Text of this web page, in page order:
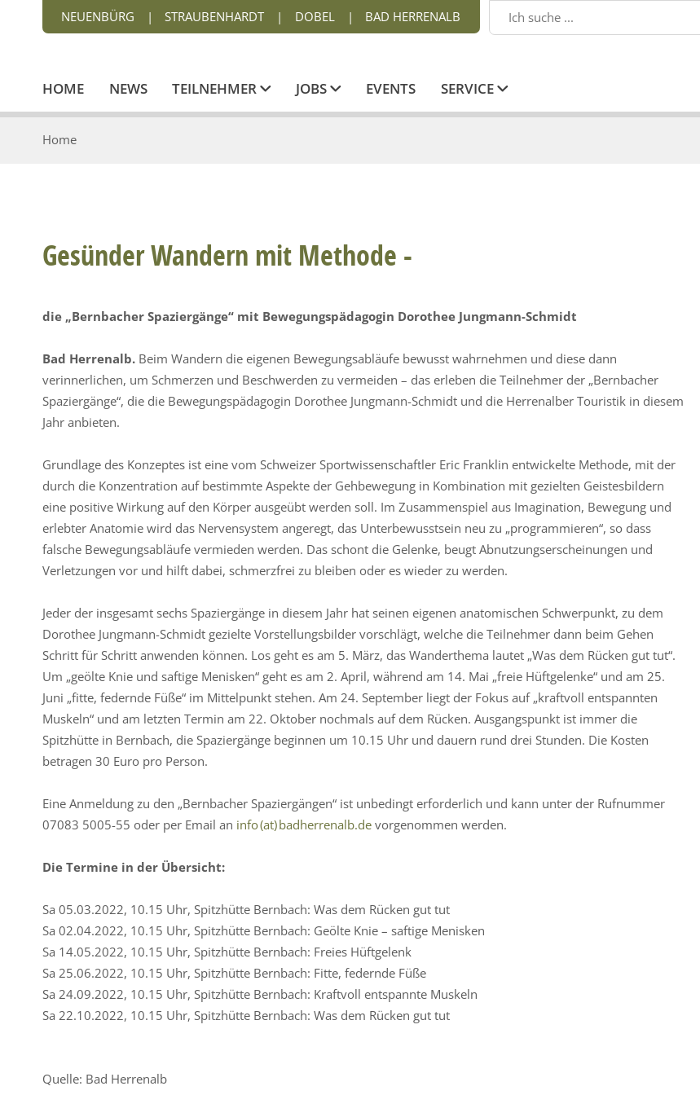
NEUENBÜRG | STRAUBENHARDT | DOBEL | BAD HERRENALB
HOME NEWS TEILNEHMER JOBS EVENTS SERVICE
Home
Gesünder Wandern mit Methode -
die „Bernbacher Spaziergänge“ mit Bewegungspädagogin Dorothee Jungmann-Schmidt
Bad Herrenalb. Beim Wandern die eigenen Bewegungsabläufe bewusst wahrnehmen und diese dann
verinnerlichen, um Schmerzen und Beschwerden zu vermeiden – das erleben die Teilnehmer der „Bernbacher
Spaziergänge“, die die Bewegungspädagogin Dorothee Jungmann-Schmidt und die Herrenalber Touristik in diesem
Jahr anbieten.
Grundlage des Konzeptes ist eine vom Schweizer Sportwissenschaftler Eric Franklin entwickelte Methode, mit der
durch die Konzentration auf bestimmte Aspekte der Gehbewegung in Kombination mit gezielten Geistesbildern
eine positive Wirkung auf den Körper ausgeübt werden soll. Im Zusammenspiel aus Imagination, Bewegung und
erlebter Anatomie wird das Nervensystem angeregt, das Unterbewusstsein neu zu „programmieren“, so dass
falsche Bewegungsabläufe vermieden werden. Das schont die Gelenke, beugt Abnutzungserscheinungen und
Verletzungen vor und hilft dabei, schmerzfrei zu bleiben oder es wieder zu werden.
Jeder der insgesamt sechs Spaziergänge in diesem Jahr hat seinen eigenen anatomischen Schwerpunkt, zu dem
Dorothee Jungmann-Schmidt gezielte Vorstellungsbilder vorschlägt, welche die Teilnehmer dann beim Gehen
Schritt für Schritt anwenden können. Los geht es am 5. März, das Wanderthema lautet „Was dem Rücken gut tut“.
Um „geölte Knie und saftige Menisken“ geht es am 2. April, während am 14. Mai „freie Hüftgelenke“ und am 25.
Juni „fitte, federnde Füße“ im Mittelpunkt stehen. Am 24. September liegt der Fokus auf „kraftvoll entspannten
Muskeln“ und am letzten Termin am 22. Oktober nochmals auf dem Rücken. Ausgangspunkt ist immer die
Spitzhütte in Bernbach, die Spaziergänge beginnen um 10.15 Uhr und dauern rund drei Stunden. Die Kosten
betragen 30 Euro pro Person.
Eine Anmeldung zu den „Bernbacher Spaziergängen“ ist unbedingt erforderlich und kann unter der Rufnummer
07083 5005-55 oder per Email an info (at) badherrenalb.devorgenommen werden.
Die Termine in der Übersicht:
Sa 05.03.2022, 10.15 Uhr, Spitzhütte Bernbach: Was dem Rücken gut tut
Sa 02.04.2022, 10.15 Uhr, Spitzhütte Bernbach: Geölte Knie – saftige Menisken
Sa 14.05.2022, 10.15 Uhr, Spitzhütte Bernbach: Freies Hüftgelenk
Sa 25.06.2022, 10.15 Uhr, Spitzhütte Bernbach: Fitte, federnde Füße
Sa 24.09.2022, 10.15 Uhr, Spitzhütte Bernbach: Kraftvoll entspannte Muskeln
Sa 22.10.2022, 10.15 Uhr, Spitzhütte Bernbach: Was dem Rücken gut tut
Quelle: Bad Herrenalb